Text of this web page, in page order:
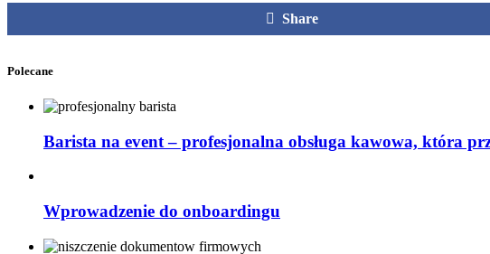
Share
Polecane
Barista na event – profesjonalna obsługa kawowa, która
Wprowadzenie do onboardingu